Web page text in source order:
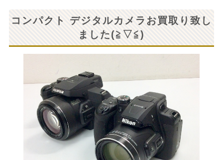
コンパクト デジタルカメラお買取り致し
ました(≧▽≦)